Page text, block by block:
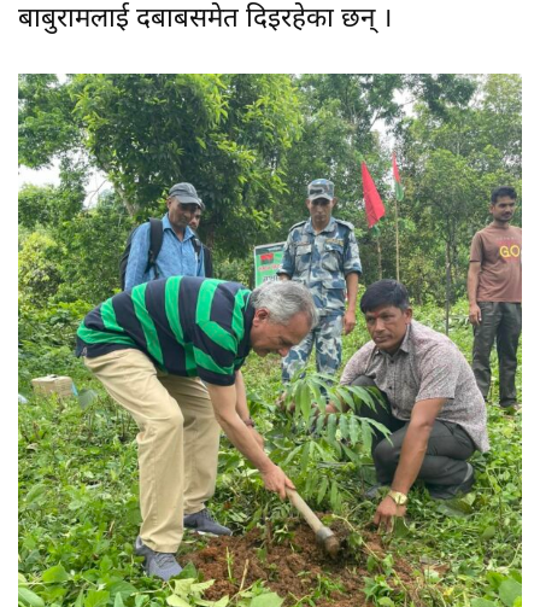
बाबुरामलाई दबाबसमेत दिइरहेका छन् ।